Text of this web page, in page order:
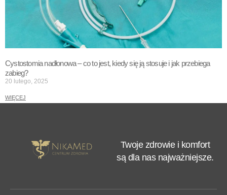
Cystostomia nadłonowa – co to jest, kiedy się ją stosuje i jak przebiega
zabieg?
20 lutego, 2025
WIĘCEJ
Twoje zdrowie i komfort
są dla nas najważniejsze.